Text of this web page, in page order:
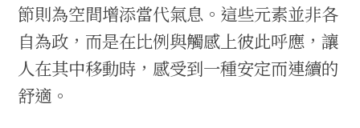
節則為空間增添當代氣息。這些元素並非各
自為政，而是在比例與觸感上彼此呼應，讓
人在其中移動時，感受到一種安定而連續的
舒適。